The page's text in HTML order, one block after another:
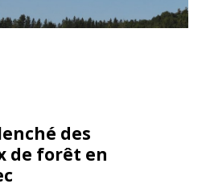
des
de forêt en